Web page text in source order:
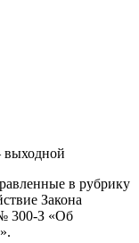
выходной
в рубрику
Закона
300-З «Об